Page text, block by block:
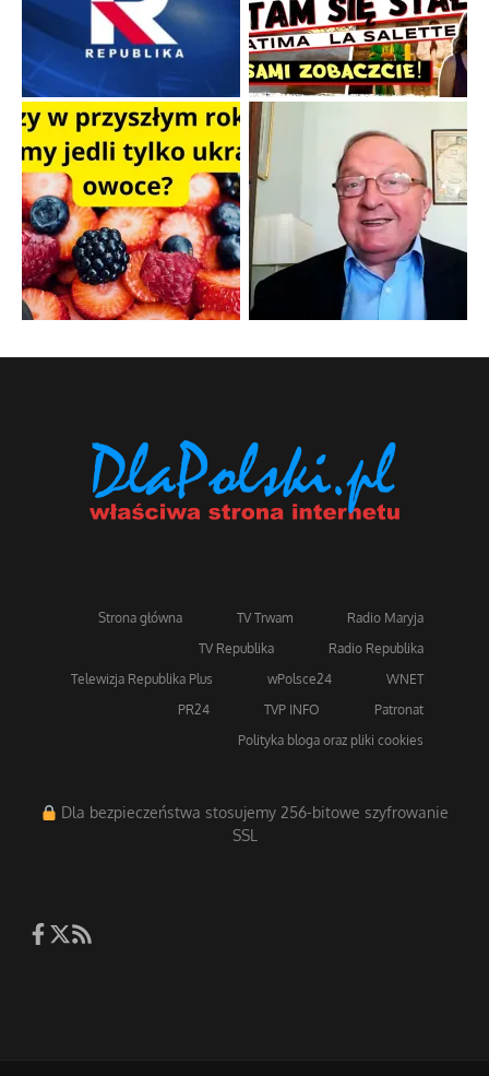
Strona główna TV Trwam
Radio Maryja
TV Republika
Radio Republika
Telewizja Republika Plus
wPolsce24
WNET
PR24
TVP INFO
Patronat
Polityka bloga oraz pliki cookies
Dla bezpieczeństwa stosujemy 256-bitowe szyfrowanie
SSL